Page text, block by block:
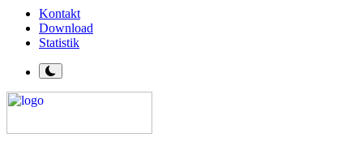
Kontakt
Download
Statistik